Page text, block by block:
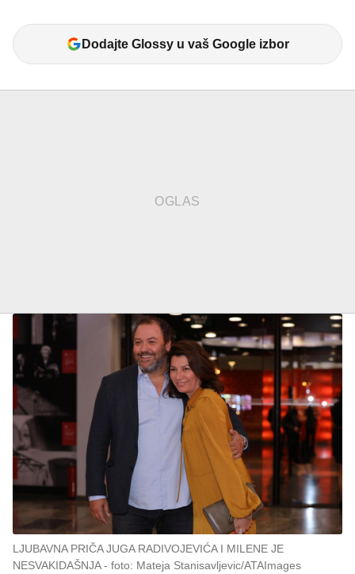
Dodajte Glossy u vaš Google izbor
LJUBAVNA PRIČA JUGA RADIVOJEVIĆA I MILENE JE
NESVAKIDAŠNJA
foto: Mateja Stanisavljevic/ATAImages